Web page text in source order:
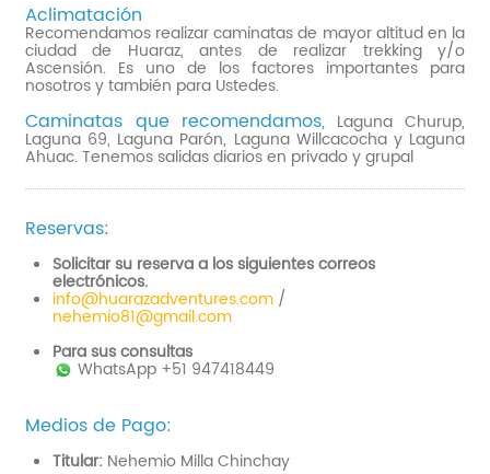
Aclimatación
Recomendamos realizar caminatas de mayor altitud en la
ciudad de Huaraz, antes de realizar trekking y/o
Ascensión. Es uno de los factores importantes para
nosotros y también para Ustedes.
Caminatas que recomendamos, Laguna Churup,
Laguna 69, Laguna Parón, Laguna Willcacocha y Laguna
Ahuac. Tenemos salidas diarios en privado y grupal
Reservas:
Solicitar su reserva a los siguientes correos
electrónicos.
info@huarazadventures.com /
nehemio81@gmail.com
Para sus consultas
WhatsApp +51 947418449
Medios de Pago:
Titular: Nehemio Milla Chinchay